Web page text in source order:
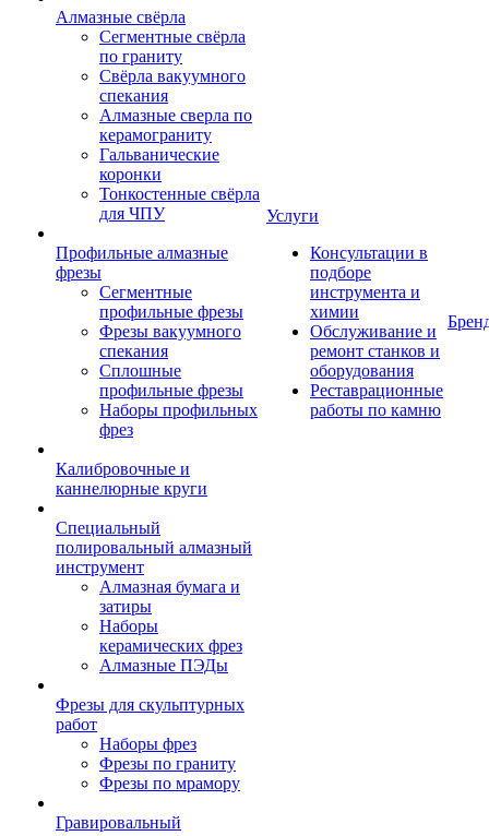
Алмазные свёрла
Сегментные свёрла
по граниту
Свёрла вакуумного
спекания
Алмазные сверла по
керамограниту
Гальванические
коронки
Тонкостенные свёрла
для ЧПУ
Профильные алмазные
фрезы
Сегментные
профильные фрезы
Фрезы вакуумного
спекания
Сплошные
профильные фрезы
Наборы профильных
фрез
Калибровочные и
каннелюрные круги
Специальный
полировальный алмазный
инструмент
Алмазная бумага и
затиры
Наборы
керамических фрез
Алмазные ПЭДы
Фрезы для скульптурных
работ
Наборы фрез
Фрезы по граниту
Фрезы по мрамору
Гравировальный
Услуги
Консультации в
подборе
инструмента и
химии
Обслуживание и
ремонт станков и
оборудования
Реставрационные
работы по камню